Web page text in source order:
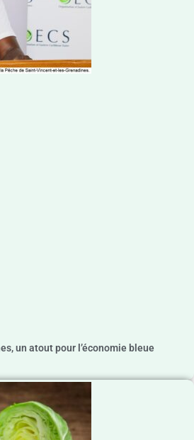
un atout pour l’économie bleue